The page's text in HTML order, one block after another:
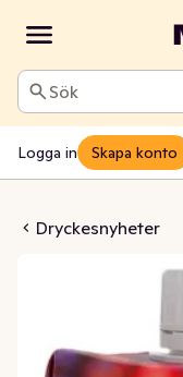
Sök
Logga in Skapa konto
Dryckesnyheter
Utan Tillsatt Socker